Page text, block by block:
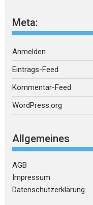
Meta:
Anmelden
Eintrags-Feed
Kommentar-Feed
WordPress.org
Allgemeines
AGB
Impressum
Datenschutzerklärung